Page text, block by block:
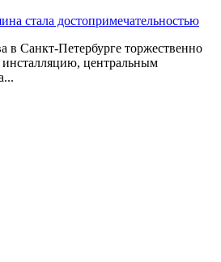
стала достопримечательностью
в Санкт-Петербурге торжественно
центральным